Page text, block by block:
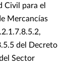
Civil para el
Mercancías
del Decreto
Sector